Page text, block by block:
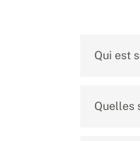
Qui est
Quelles